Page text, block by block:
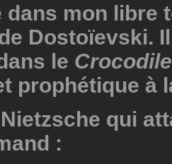
dans mon libre
Dostoïevski.
le Crocodile
prophétique à
qui
: